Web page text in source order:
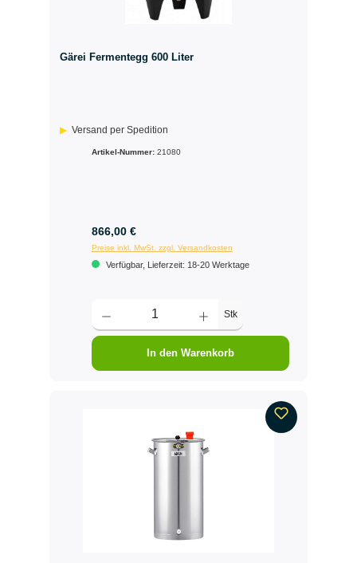
Gärei Fermentegg 600 Liter
Versand per Spedition
Artikel-Nummer: 21080
866,00 €
Preise inkl. MwSt. zzgl. Versandkosten
Verfügbar, Lieferzeit: 18-20 Werktage
Stk
In den Warenkorb